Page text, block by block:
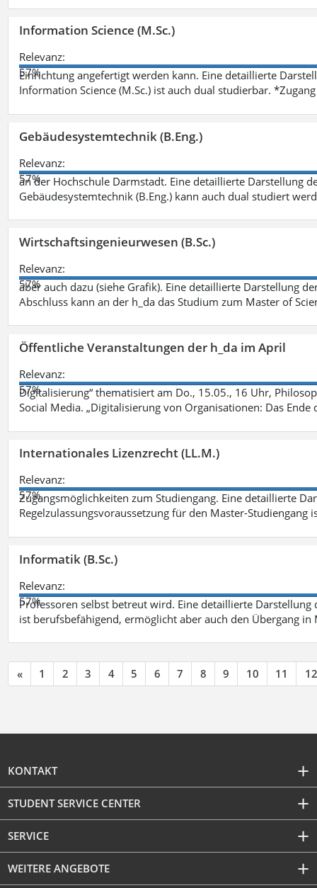
Information Science (M.Sc.)
Relevanz:
57%
Einrichtung angefertigt werden kann. Eine detaillierte
Information Science (M.Sc.) ist auch dual studierbar.
Gebäudesystemtechnik (B.Eng.)
Relevanz:
57%
an der Hochschule Darmstadt. Eine detaillierte Darstellung
Gebäudesystemtechnik (B.Eng.) kann auch dual studiert
Wirtschaftsingenieurwesen (B.Sc.)
Relevanz:
57%
aber auch dazu (siehe Grafik). Eine detaillierte Darstellung
Abschluss kann an der h_da das Studium zum Master of
Öffentliche Veranstaltungen der h_da im April
Relevanz:
57%
Digitalisierung“ thematisiert am Do., 15.05., 16 Uhr,
Social Media. „Digitalisierung von Organisationen: Das Ende
Internationales Lizenzrecht (LL.M.)
Relevanz:
57%
Zugangsmöglichkeiten zum Studiengang. Eine detaillierte
Regelzulassungsvoraussetzung für den Master-
Informatik (B.Sc.)
Relevanz:
57%
Professoren selbst betreut wird. Eine detaillierte
ist berufsbefähigend, ermöglicht aber auch den Übergang in
« 1 2 3 4 5 6 7 8 9 10 11 12
KONTAKT
STUDENT SERVICE CENTER
SERVICE
WEITERE ANGEBOTE